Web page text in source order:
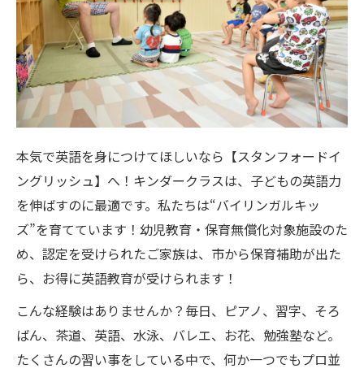
本気で英語を身につけてほしいなら【スタンフォードイ
ングリッシュ】へ！キンダークラスは、子どもの英語力
を伸ばすのに最適です。私たちは“バイリンガルキッ
ズ”を育てています！幼児教育・保育無償化対象施設のた
め、認定を受けられたご家族は、市から保育補助が出た
ら、お得に英語教育が受けられます！
こんな経験はありませんか？毎日、ピアノ、習字、そろ
ばん、茶道、英語、水泳、バレエ、お花、勉強塾など。
たくさんの習い事をしている中で、何か一つでもプロ並